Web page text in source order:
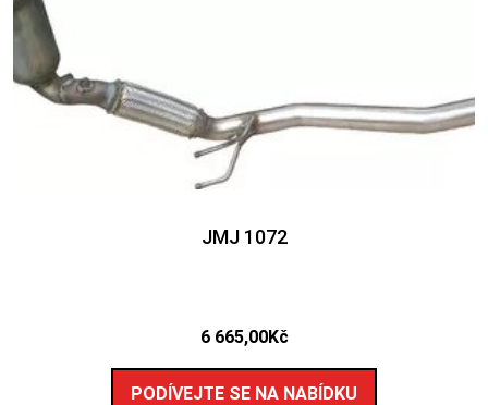
JMJ 1072
6 665,00Kč
PODÍVEJTE SE NA NABÍDKU